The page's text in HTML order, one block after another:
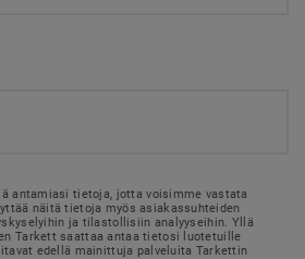
antamiasi tietoja, jotta voisimme vastata
näitä tietoja myös asiakassuhteiden
ja tilastollisiin analyyseihin. Yllä
Tarkett saattaa antaa tietosi luotetuille
edellä mainittuja palveluita Tarkettin